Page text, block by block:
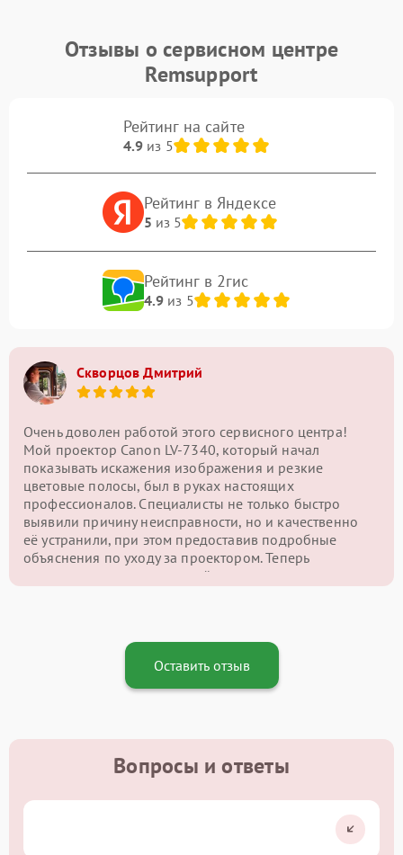
Отзывы о сервисном центре
Remsupport
Рейтинг на сайте
4.9из 5
Рейтинг в Яндексе
5 из 5
Рейтинг в 2гис
4.9из 5
Скворцов Дмитрий
Очень доволен работой этого сервисного центра!
Мой проектор Canon LV-7340, который начал
показывать искажения изображения и резкие
цветовые полосы, был в руках настоящих
профессионалов. Специалисты не только быстро
выявили причину неисправности, но и качественно
её устранили, при этом предоставив подробные
объяснения по уходу за проектором. Теперь
картинка на экране снова чёткая и яркая, и я могу
Оставить отзыв
Вопросы и ответы